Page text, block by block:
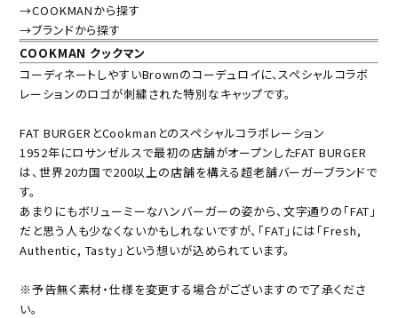
→COOKMANから探す
→ブランドから探す
COOKMAN クックマン
コーディネートしやすいBrownのコーデュロイに、スペシャルコラボ
レーションのロゴが刺繍された特別なキャップです。
FAT BURGERとCookmanとのスペシャルコラボレーション
1952年にロサンゼルスで最初の店舗がオープンしたFAT BURGER
は、世界20カ国で200以上の店舗を構える超老舗バーガーブランドで
す。
あまりにもボリューミーなハンバーガーの姿から、文字通りの「FAT」
だと思う人も少なくないかもしれないですが、「FAT」には「Fresh,
Authentic, Tasty」という想いが込められています。
※予告無く素材・仕様を変更する場合がございますので了承くださ
い。